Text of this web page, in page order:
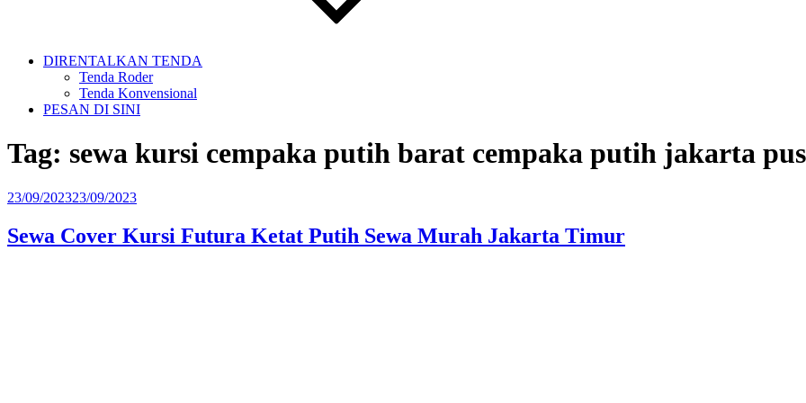
DIRENTALKAN TENDA
Tenda Roder
Tenda Konvensional
PESAN DI SINI
Tag: sewa kursi cempaka putih barat cempaka putih jakarta
Diposkan
23/09/202323/09/2023
Sewa Cover Kursi Futura Ketat Putih Sewa Murah Jakarta Timur